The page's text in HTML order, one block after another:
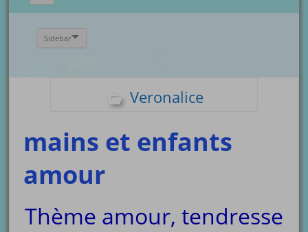
Sidebar
Veronalice
mains et enfants
amour
Thème amour, tendresse